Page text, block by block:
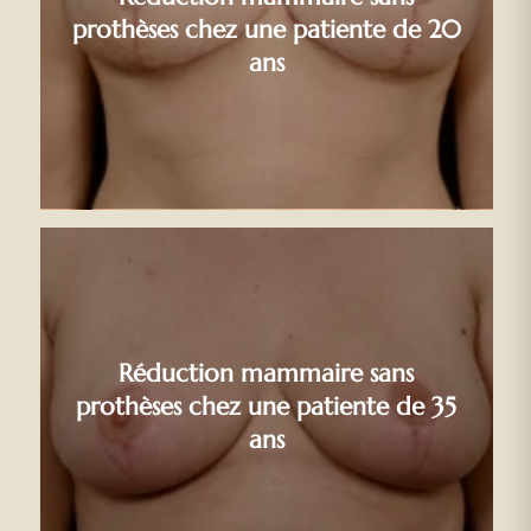
prothèses chez une patiente de 20
ans
Réduction mammaire sans
prothèses chez une patiente de 35
ans